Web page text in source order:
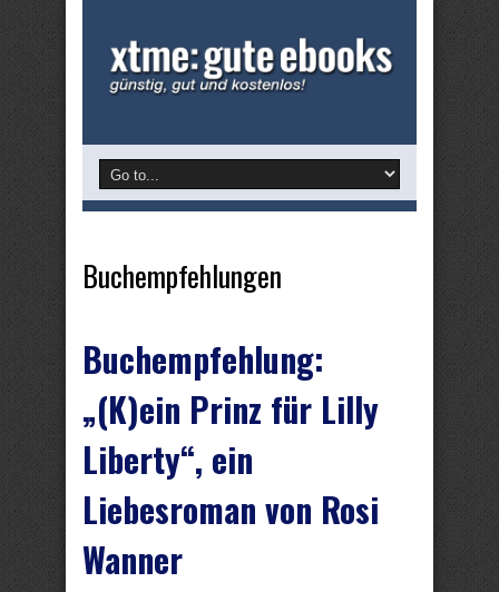
Buchempfehlungen
Buchempfehlung:
„(K)ein Prinz für Lilly
Liberty“, ein
Liebesroman von Rosi
Wanner